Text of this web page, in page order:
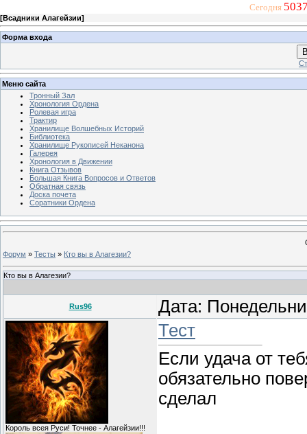
Сегодня
[Всадники Алагейзии]
Форма входа
Меню сайта
Тронный Зал
Хронология Ордена
Ролевая игра
Трактир
Хранилище Волшебных Историй
Библиотека
Хранилище Рукописей Неканона
Галерея
Хронология в Движении
Книга Отзывов
Большая Книга Вопросов и Ответов
Обратная связь
Доска почета
Соратники Ордена
Форум » Тесты » Кто вы в Алагезии?
Кто вы в Алагезии?
Rus96 Дата:
Король всея Руси! Точнее - Алагейзии!!!
Тест
Если удача от
обязательно
сделал